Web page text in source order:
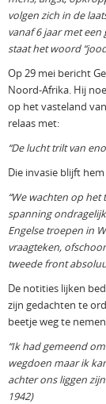
volgen zich in de
vanaf 6 jaar met
staat het woord
Op 29 mei bericht
Noord-Afrika. Hij
op het vasteland
relaas met:
“De lucht trilt van
Die invasie blijft
“We wachten op
spanning
Engelse troepen in
vraagteken,
tweede front
De notities lijken
zijn gedachten te
beetje weg te
“Ik had gemeend
wegdoen maar ik
achter ons liggen
1942)